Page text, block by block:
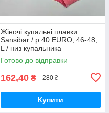
Жіночі купальні плавки
Sansibar / р.40 EURO, 46-48,
L / низ купальника
Готово до відправки
162,40 ₴ 280 ₴
Купити